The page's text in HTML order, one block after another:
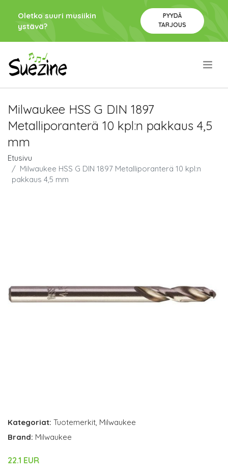
Oletko suuri musiikin
ystävä?
PYYDÄ
TARJOUS
Milwaukee HSS G DIN 1897
Metalliporanterä 10 kpl:n pakkaus 4,5
mm
Etusivu
Milwaukee HSS G DIN 1897 Metalliporanterä 10 kpl:n
pakkaus 4,5 mm
Kategoriat: Tuotemerkit, Milwaukee
Brand: Milwaukee
22.1 EUR